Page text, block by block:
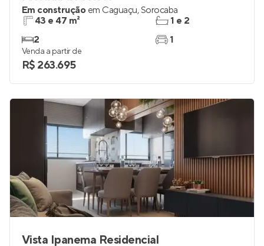
Em construção em Caguaçu,Sorocaba
43 e 47 m²
2
1 e 2
1
Venda a partir de
R$ 263.695
Vista Ipanema Residencial